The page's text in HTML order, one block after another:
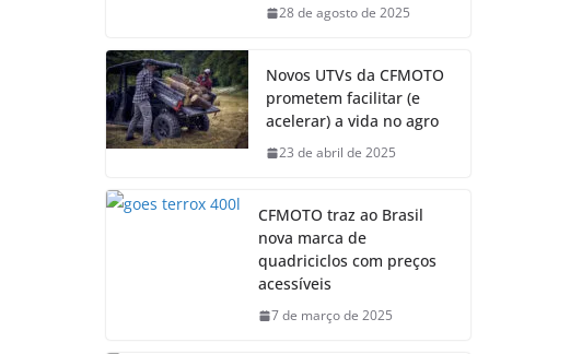
28 de agosto de 2025
Novos UTVs da CFMOTO
prometem facilitar (e
acelerar) a vida no agro
23 de abril de 2025
CFMOTO traz ao Brasil
nova marca de
quadriciclos com preços
acessíveis
7 de março de 2025